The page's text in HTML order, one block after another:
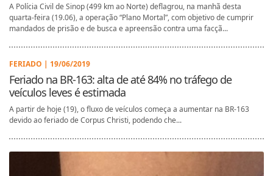
A Polícia Civil de Sinop (499 km ao Norte) deflagrou, na manhã desta
quarta-feira (19.06), a operação “Plano Mortal”, com objetivo de cumprir
mandados de prisão e de busca e apreensão contra uma facçã...
FERIADO | 19/06/2019
Feriado na BR-163: alta de até 84% no tráfego de
veículos leves é estimada
A partir de hoje (19), o fluxo de veículos começa a aumentar na BR-163
devido ao feriado de Corpus Christi, podendo che...